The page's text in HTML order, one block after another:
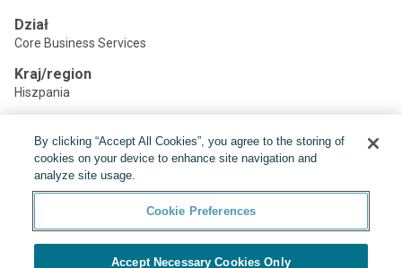
Dział
Core Business Services
Kraj/region
Hiszpania
Udostępnij:
By clicking “Accept All Cookies”, you agree to the storing of
cookies on your device to enhance site navigation and
analyze site usage.
Cookie Preferences
Accept Necessary Cookies Only